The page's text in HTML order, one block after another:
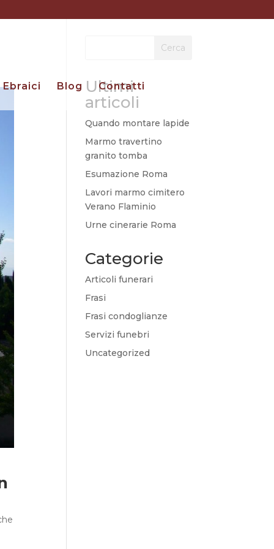
Blog Contatti
Cerca
Ultimi
articoli
Quando montare lapide
Marmo travertino
granito tomba
Esumazione Roma
Lavori marmo cimitero
Verano Flaminio
Urne cinerarie Roma
Categorie
Articoli funerari
Frasi
Frasi condoglianze
Servizi funebri
Uncategorized